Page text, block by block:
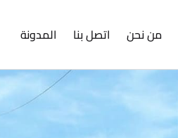
من نحن اتصل بنا المدونة